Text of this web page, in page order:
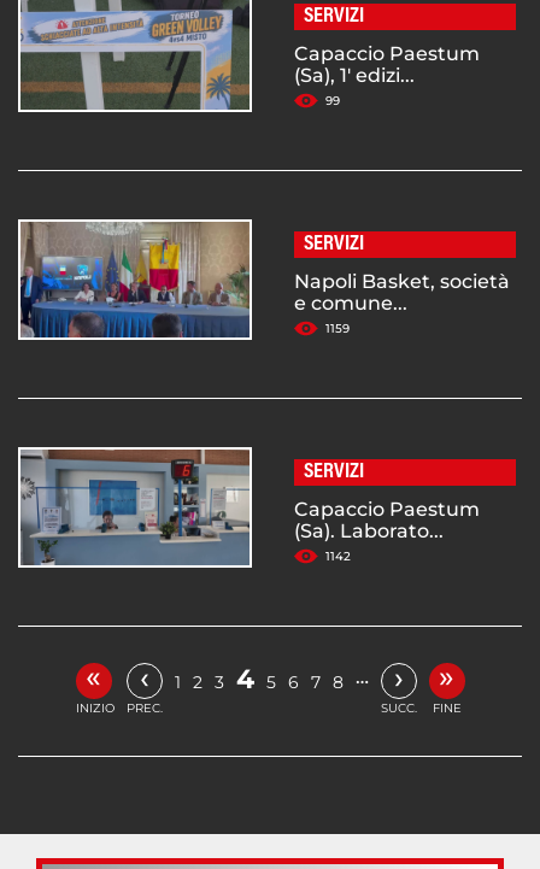
SERVIZI
Capaccio Paestum
(Sa), 1' edizi...
99
SERVIZI
Napoli Basket, società
e comune...
1159
SERVIZI
Capaccio Paestum
(Sa). Laborato...
1142
«
INIZIO
‹
PREC.
1 2 3 4 5 6 7 8 … ›
SUCC.
»
FINE